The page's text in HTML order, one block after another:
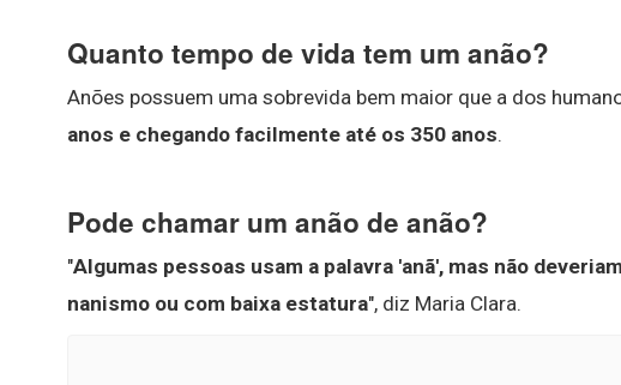
Quanto tempo de vida tem um anão?
Anões possuem uma sobrevida bem maior que a dos
anos e chegando facilmente até os 350 anos.
Pode chamar um anão de anão?
"Algumas pessoas usam a palavra 'anã', mas não
nanismo ou com baixa estatura", diz Maria Clara.